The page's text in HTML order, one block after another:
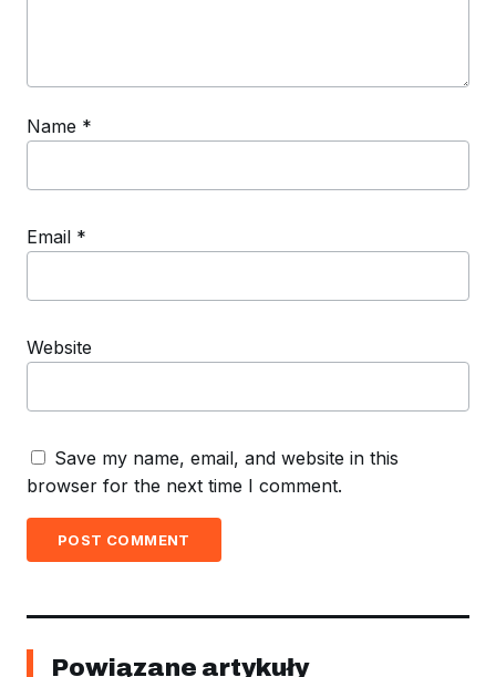
Name *
Email *
Website
Save my name, email, and website in this
browser for the next time I comment.
POST COMMENT
Powiązane artykuły